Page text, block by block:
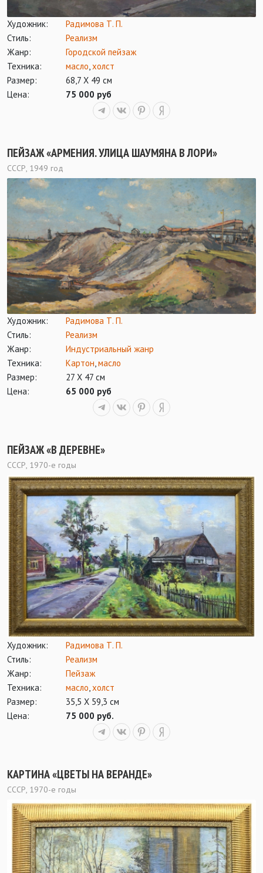
Художник:
Радимова Т. П.
Стиль:
Реализм
Жанр:
Городской пейзаж
Техника:
масло,холст
Размер:
68,7 Х 49 см
Цена:
75 000 руб
ПЕЙЗАЖ «АРМЕНИЯ. УЛИЦА ШАУМЯНА В ЛОРИ»
СССР, 1949 год
Художник:
Радимова Т. П.
Стиль:
Реализм
Жанр:
Индустриальный жанр
Техника:
Картон,масло
Размер:
27 Х 47 см
Цена:
65 000 руб
ПЕЙЗАЖ «В ДЕРЕВНЕ»
СССР, 1970-е годы
Художник:
Радимова Т. П.
Стиль:
Реализм
Жанр:
Пейзаж
Техника:
масло,холст
Размер:
35,5 Х 59,3 см
Цена:
75 000 руб.
КАРТИНА «ЦВЕТЫ НА ВЕРАНДЕ»
СССР, 1970-е годы